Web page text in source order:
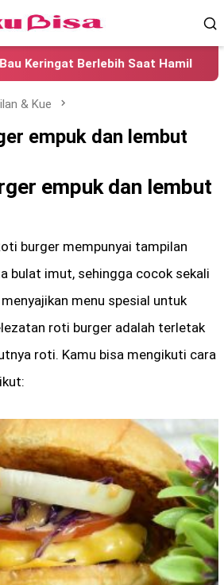
Berlebih Saat Hamil
& Kue
empuk dan lembut
empuk dan lembut
burger mempunyai tampilan
bulat imut, sehingga cocok sekali
menu spesial untuk
roti burger adalah terletak
roti. Kamu bisa mengikuti cara